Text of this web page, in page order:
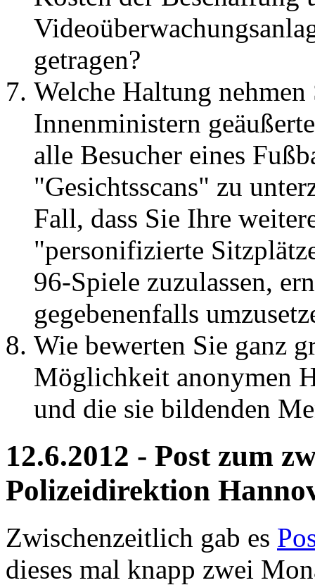
getragen?
Welche Haltung
Innenministern
alle Besucher eines
"Gesichtsscans" zu
Fall, dass Sie Ihre
"personifizierte
96-Spiele zuzulassen,
gegebenenfalls
Wie bewerten Sie ganz
Möglichkeit anonymen
und die sie bildenden
12.6.2012 - Post zum
Polizeidirektion
Zwischenzeitlich gab es
dieses mal knapp zwei